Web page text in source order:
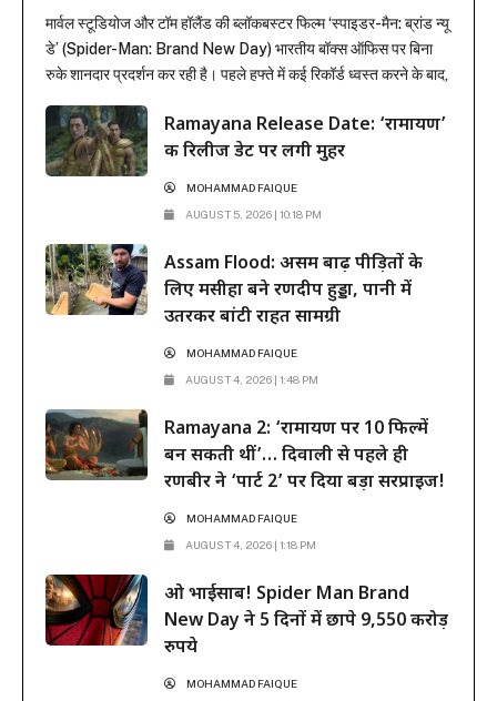
मार्वल स्टूडियोज और टॉम हॉलैंड की ब्लॉकबस्टर फिल्म ‘स्पाइडर-मैन: ब्रांड न्यू
डे’ (Spider-Man: Brand New Day) भारतीय बॉक्स ऑफिस पर बिना
रुके शानदार प्रदर्शन कर रही है। पहले हफ्ते में कई रिकॉर्ड ध्वस्त करने के बाद,
बनाए रखी है। रिलीज के...Ramayana Release Date: ‘रामायण’
की रिलीज डेट पर लगी मुहर
MOHAMMAD FAIQUE
AUGUST 5, 2026 | 10:18 PM
Assam Flood: असम बाढ़ पीड़ितों के
लिए मसीहा बने रणदीप हुड्डा, पानी में
उतरकर बांटी राहत सामग्री
MOHAMMAD FAIQUE
AUGUST 4, 2026 | 1:48 PM
Ramayana 2: ‘रामायण पर 10 फिल्में
बन सकती थीं’… दिवाली से पहले ही
रणबीर ने ‘पार्ट 2’ पर दिया बड़ा सरप्राइज!
MOHAMMAD FAIQUE
AUGUST 4, 2026 | 1:18 PM
ओ भाईसाब! Spider Man Brand
New Day ने 5 दिनों में छापे 9,550 करोड़
रुपये
MOHAMMAD FAIQUE